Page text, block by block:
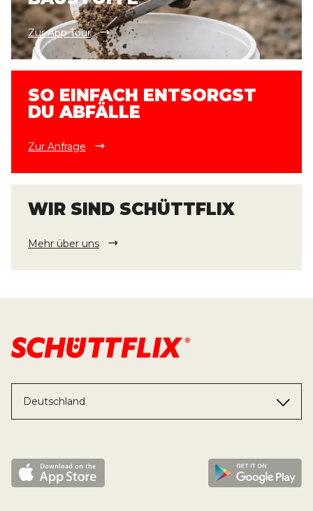
Zur App Tour
SO EINFACH ENTSORGST
DU ABFÄLLE
Zur Anfrage
WIR SIND SCHÜTTFLIX
Mehr über uns
Deutschland